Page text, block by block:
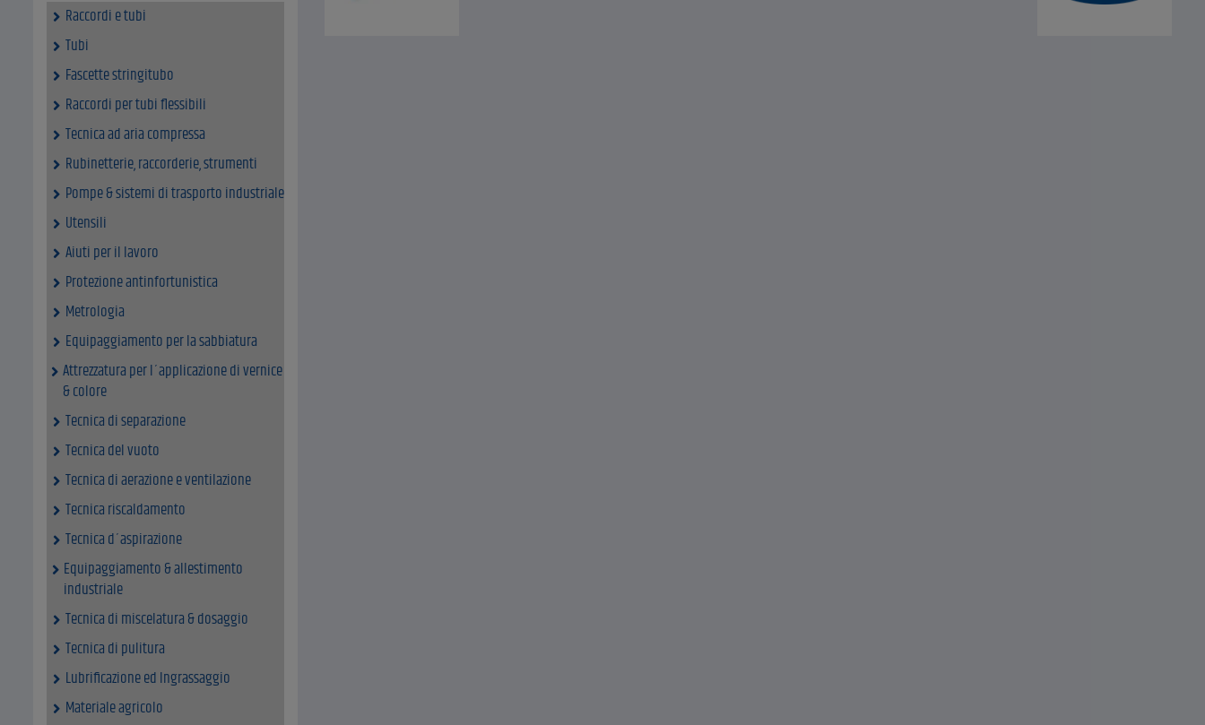
Raccordi e tubi
Tubi
Fascette stringitubo
Raccordi per tubi flessibili
Tecnica ad aria compressa
Rubinetterie, raccorderie, strumenti
Pompe & sistemi di trasporto industriale
Utensili
Aiuti per il lavoro
Protezione antinfortunistica
Metrologia
Equipaggiamento per la sabbiatura
Attrezzatura per l´applicazione di vernice
& colore
Tecnica di separazione
Tecnica del vuoto
Tecnica di aerazione e ventilazione
Tecnica riscaldamento
Tecnica d´aspirazione
Equipaggiamento & allestimento
industriale
Tecnica di miscelatura & dosaggio
Tecnica di pulitura
Lubrificazione ed Ingrassaggio
Materiale agricolo